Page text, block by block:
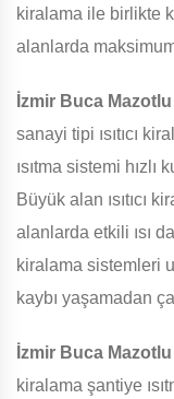
kiralama ile birlikte
alanlarda
İzmir Buca
sanayi tipi ısıtıcı
ısıtma sistemi
Büyük alan ısıtıcı
alanlarda etkili ısı
kiralama sistemleri
kaybı yaşamadan
İzmir Buca
kiralama şantiye